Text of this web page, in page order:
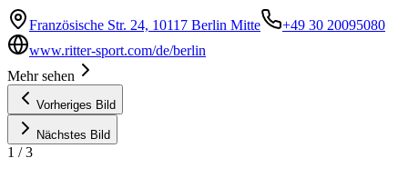
Französische Str. 24, 10117 Berlin Mitte
+49 30 20095080
www.ritter-sport.com/de/berlin
Mehr sehen
Vorheriges Bild
Nächstes Bild
1 /3